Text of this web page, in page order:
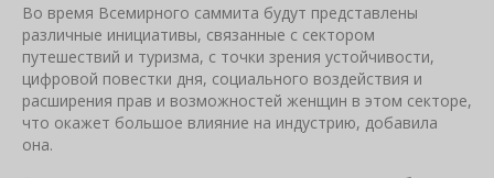
Во время Всемирного саммита будут представлены
различные инициативы, связанные с сектором
путешествий и туризма, с точки зрения устойчивости,
цифровой повестки дня, социального воздействия и
расширения прав и возможностей женщин в этом секторе,
что окажет большое влияние на индустрию, добавила
она.